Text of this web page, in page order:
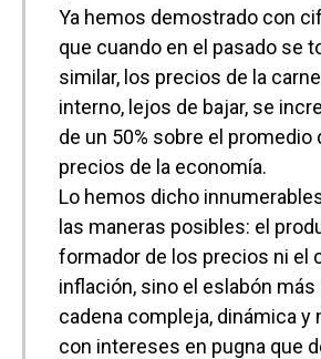
Ya hemos demostrado con
que cuando en el pasado se
similar, los precios de la
interno, lejos de bajar, se
de un 50% sobre el promedio
precios de la economía.
Lo hemos dicho
las maneras posibles: el
formador de los precios ni el
inflación, sino el eslabón más
cadena compleja, dinámica y
con intereses en pugna que